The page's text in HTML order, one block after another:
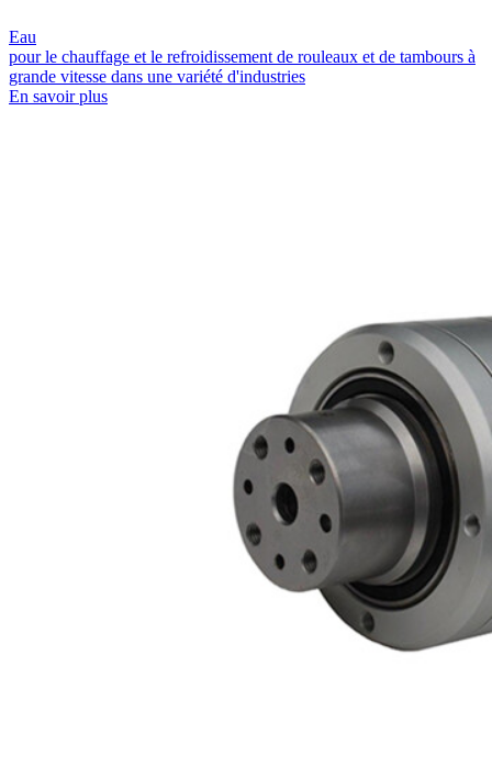
Eau
pour le chauffage et le refroidissement de rouleaux et de tambours à
grande vitesse dans une variété d'industries
En savoir plus